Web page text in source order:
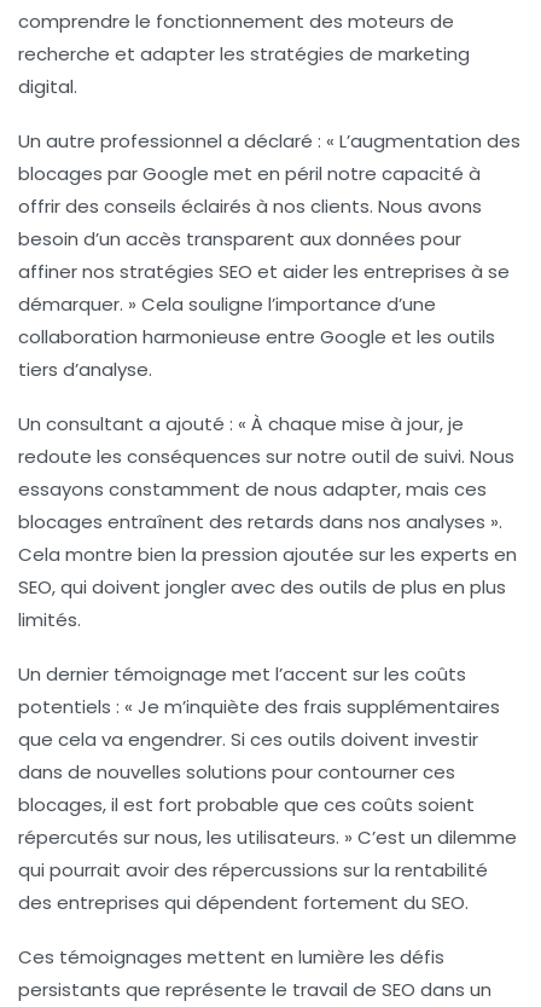
comprendre le fonctionnement des moteurs de
recherche et adapter les stratégies de marketing
digital.
Un autre professionnel a déclaré : « L’augmentation des
blocages par Google met en péril notre capacité à
offrir des conseils éclairés à nos clients. Nous avons
besoin d’un accès transparent aux données pour
affiner nos stratégies SEO et aider les entreprises à se
démarquer. » Cela souligne l’importance d’une
collaboration harmonieuse entre Google et les outils
tiers d’analyse.
Un consultant a ajouté : « À chaque mise à jour, je
redoute les conséquences sur notre outil de suivi. Nous
essayons constamment de nous adapter, mais ces
blocages entraînent des retards dans nos analyses ».
Cela montre bien la pression ajoutée sur les experts en
SEO, qui doivent jongler avec des outils de plus en plus
limités.
Un dernier témoignage met l’accent sur les coûts
potentiels : « Je m’inquiète des frais supplémentaires
que cela va engendrer. Si ces outils doivent investir
dans de nouvelles solutions pour contourner ces
blocages, il est fort probable que ces coûts soient
répercutés sur nous, les utilisateurs. » C’est un dilemme
qui pourrait avoir des répercussions sur la rentabilité
des entreprises qui dépendent fortement du SEO.
Ces témoignages mettent en lumière les défis
persistants que représente le travail de SEO dans un